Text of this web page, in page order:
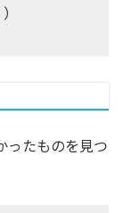
ったものを見つ